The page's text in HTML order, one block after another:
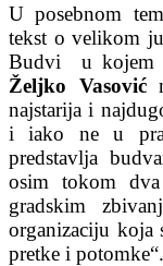
U posebnom
tekst o velikom
Budvi u kojem
Željko Vasović
najstarija i
i iako ne u
predstavlja
osim tokom
gradskim
organizaciju koja
pretke i